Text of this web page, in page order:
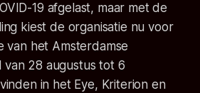
19 afgelast, maar met de
kiest de organisatie nu voor
van het Amsterdamse
van 28 augustus tot 6
in het Eye, Kriterion en